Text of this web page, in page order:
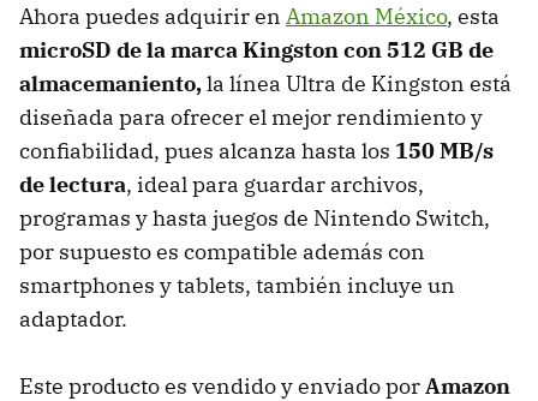
Ahora puedes adquirir en Amazon México, esta
microSD de la marca Kingston con 512 GB de
almacemaniento,la línea Ultra de Kingston está
diseñada para ofrecer el mejor rendimiento y
confiabilidad, pues alcanza hasta los 150 MB/s
de lectura, ideal para guardar archivos,
programas y hasta juegos de Nintendo Switch,
por supuesto es compatible además con
smartphones y tablets, también incluye un
adaptador.
Este producto es vendido y enviado porAmazon